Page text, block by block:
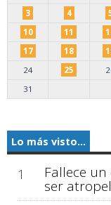
3 4
10
11
17
18
24
25
31
Lo más visto...
1 Fallece
ser